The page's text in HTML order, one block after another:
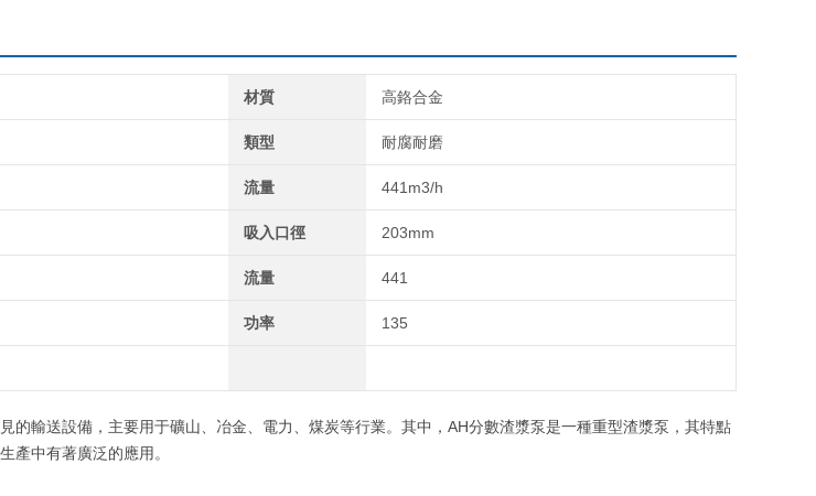
材質 高鉻合金
類型 耐腐耐磨
流量 441m3/h
吸入口徑 203mm
流量 441
功率 135
輸送設備，主要用于礦山、冶金、電力、煤炭等行業。其中，AH分數渣漿泵是一種重型渣漿泵，其特點
產中有著廣泛的應用。